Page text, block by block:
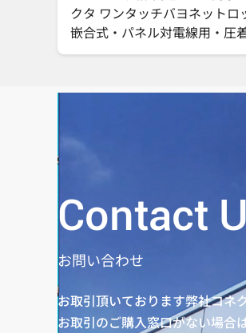
クタ ワンタッチバヨネットロ
嵌合式・パネル対電線用・圧
線式
Contact
お問い合わせ
お取引頂いております弊社コネ
お取引のご購入窓口がない場合